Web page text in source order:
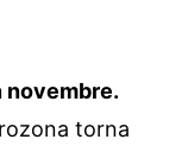
novembre.
torna